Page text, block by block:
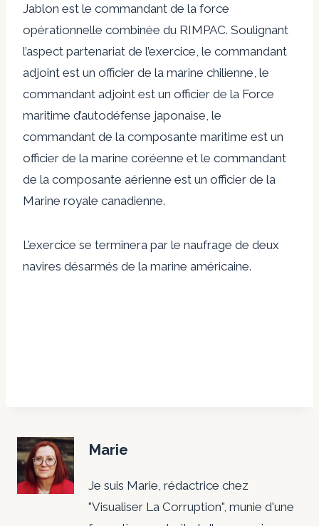
Jablon est le commandant de la force
opérationnelle combinée du RIMPAC. Soulignant
l’aspect partenariat de l’exercice, le commandant
adjoint est un officier de la marine chilienne, le
commandant adjoint est un officier de la Force
maritime d’autodéfense japonaise, le
commandant de la composante maritime est un
officier de la marine coréenne et le commandant
de la composante aérienne est un officier de la
Marine royale canadienne.
L’exercice se terminera par le naufrage de deux
navires désarmés de la marine américaine.
Marie
Je suis Marie, rédactrice chez
"Visualiser La Corruption", munie d'une